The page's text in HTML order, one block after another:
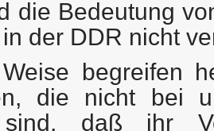
die Bedeutung
der DDR nicht
begreifen
die nicht bei
sind, daß ihr